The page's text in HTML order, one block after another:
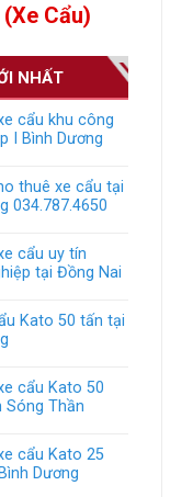
Cẩu)
NHẤT
cẩu khu công
I Bình Dương
thuê xe cẩu tại
034.787.4650
cẩu uy tín
tại Đồng Nai
Kato 50 tấn tại
cẩu Kato 50
Sóng Thần
cẩu Kato 25
Dương